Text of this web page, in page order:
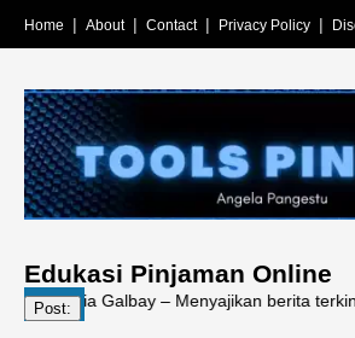
Home About Contact Privacy Policy
Edukasi Pinjaman Online
Post:
Galbay – Menyajikan berita terkini,